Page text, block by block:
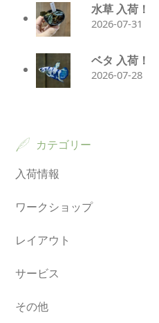
水草 入荷！
2026-07-31
ベタ 入荷！
2026-07-28
カテゴリー
入荷情報
ワークショップ
レイアウト
サービス
その他